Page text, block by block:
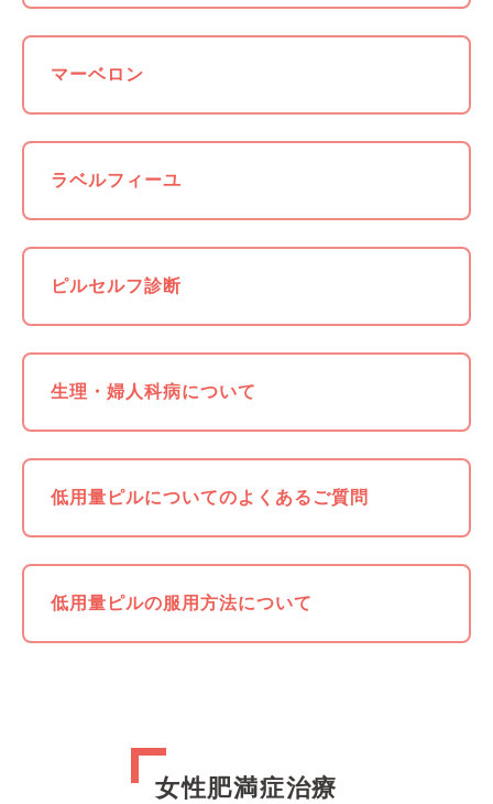
マーベロン
ラベルフィーユ
ピルセルフ診断
生理・婦人科病について
低用量ピルについてのよくあるご質問
低用量ピルの服用方法について
女性肥満症治療